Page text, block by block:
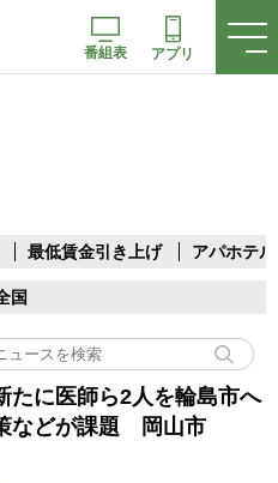
番組表 アプリ
最低賃金引き上げ アパホテル
国
に医師ら2人を輪島市へ
などが課題 岡山市